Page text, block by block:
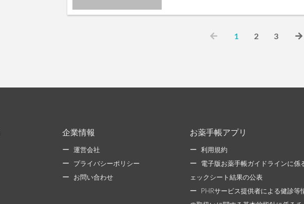
1 2 3
企業情報
運営会社
プライバシーポリシー
お問い合わせ
お薬手帳アプリ
利用規約
電子版お薬手帳ガイドラインに係
ェックシート結果の公表
PHRサービス提供者による健診等